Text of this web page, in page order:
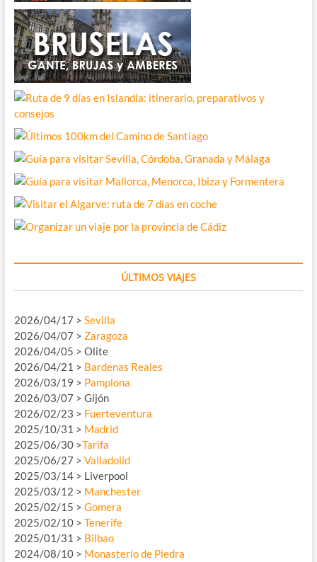
ÚLTIMOS VIAJES
2026/04/17 > Sevilla
2026/04/07 > Zaragoza
2026/04/05 > Olite
2026/04/21 > Bardenas Reales
2026/03/19 > Pamplona
2026/03/07 > Gijón
2026/02/23 > Fuerteventura
2025/10/31 > Madrid
2025/06/30 >Tarifa
2025/06/27 > Valladolid
2025/03/14 > Liverpool
2025/03/12 > Manchester
2025/02/15 > Gomera
2025/02/10 > Tenerife
2025/01/31 > Bilbao
2024/08/10 > Monasterio de Piedra